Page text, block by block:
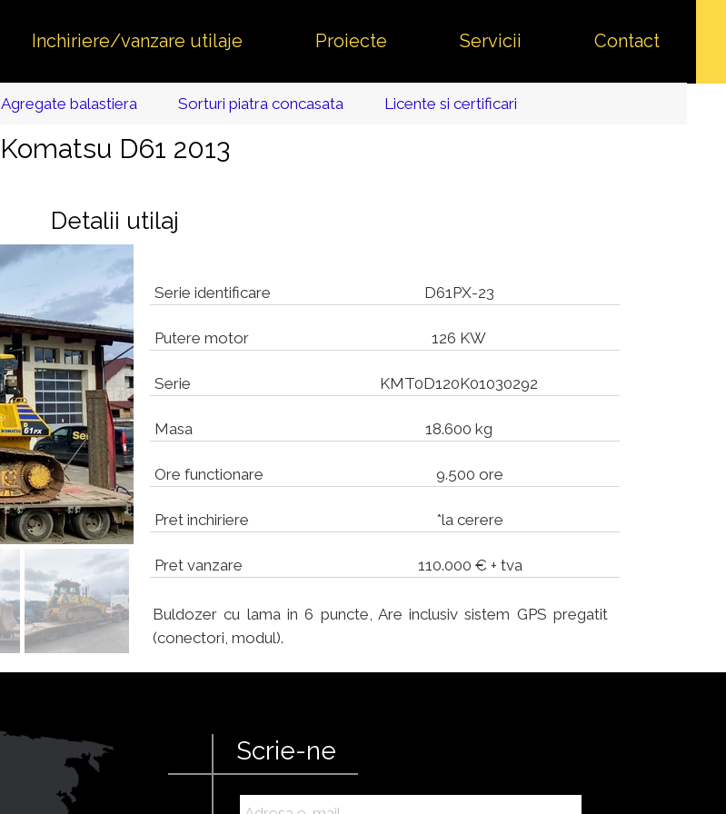
Scrie-ne
Buldozer cu lama in 6 puncte, Are inclusiv sistem GPS pregatit
(conectori, modul).
9.500 ore
*la cerere
110.000 € + tva
Pret vanzare
18.600 kg
Masa
KMT0D120K01030292
126 KW
Serie
Putere motor
D61PX-23
Serie identificare
Ore functionare
Pret inchiriere
Detalii utilaj
Komatsu D61 2013
Agregate balastiera Sorturi piatra concasata Licente si certificari
Inchiriere/vanzare utilaje Proiecte Servicii Contact